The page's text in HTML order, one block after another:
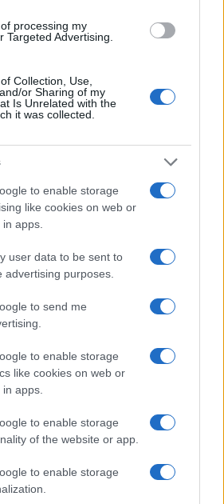
processing my
Targeted Advertising.
Collection, Use,
or Sharing of my
Is Unrelated with the
it was collected.
to enable storage
like cookies on web or
apps.
user data to be sent to
advertising purposes.
to send me
to enable storage
like cookies on web or
apps.
to enable storage
of the website or app.
to enable storage
10/05/2021 - 22:58
Κοινωνικός Τουρισμός ΟΑΕΔ:
ΟΛΑ όσα πρέπει να ξέρετε για τις
ΟΑΕΔ – Κοινωνικός Τουρισμός:
Φτηνές διακοπές για 300.000
δικαιούχους
07/05/2021 - 08:42
Έρχεται πρόγραμμα – «μαμούθ»
06/05/2021 - 07:05
ΟΑΕΔ – Κοινωνικός Τουρισμός
Φτηνές διακοπές μέσω voucher
05/05/2021 - 09:08